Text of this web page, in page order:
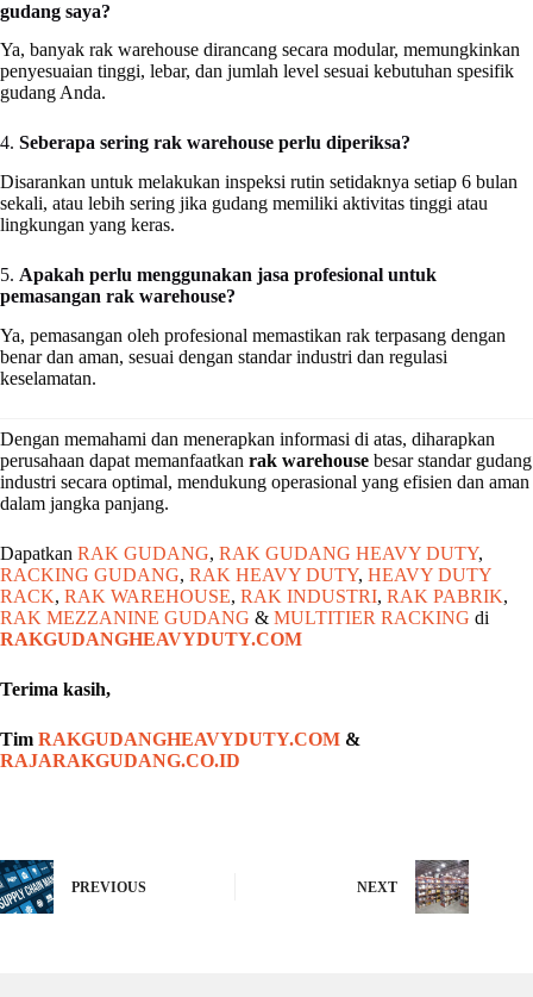
gudang saya?
Ya, banyak rak warehouse dirancang secara modular, memungkinkan
penyesuaian tinggi, lebar, dan jumlah level sesuai kebutuhan spesifik
gudang Anda.
4. Seberapa sering rak warehouse perlu diperiksa?
Disarankan untuk melakukan inspeksi rutin setidaknya setiap 6 bulan
sekali, atau lebih sering jika gudang memiliki aktivitas tinggi atau
lingkungan yang keras.
5. Apakah perlu menggunakan jasa profesional untuk
pemasangan rak warehouse?
Ya, pemasangan oleh profesional memastikan rak terpasang dengan
benar dan aman, sesuai dengan standar industri dan regulasi
keselamatan.
Dengan memahami dan menerapkan informasi di atas, diharapkan
perusahaan dapat memanfaatkan rak warehouse besar standar gudang
industri secara optimal, mendukung operasional yang efisien dan aman
dalam jangka panjang.
Dapatkan RAK GUDANG, RAK GUDANG HEAVY DUTY,
RACKING GUDANG, RAK HEAVY DUTY, HEAVY DUTY
RACK, RAK WAREHOUSE, RAK INDUSTRI, RAK PABRIK,
RAK MEZZANINE GUDANG & MULTITIER RACKING di
RAKGUDANGHEAVYDUTY.COM
Terima kasih,
Tim RAKGUDANGHEAVYDUTY.COM &
RAJARAKGUDANG.CO.ID
PREVIOUS NEXT